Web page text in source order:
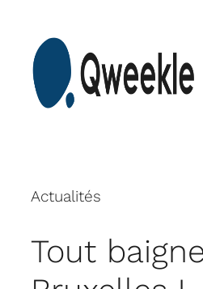
content
Actualités
Tout